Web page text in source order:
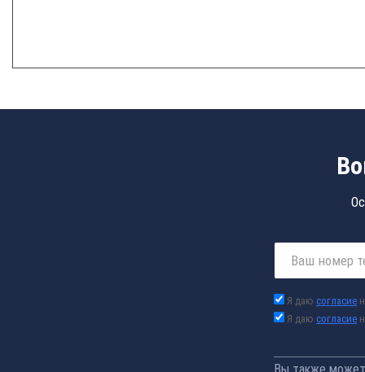
Я даю согласие
Я даю согласие